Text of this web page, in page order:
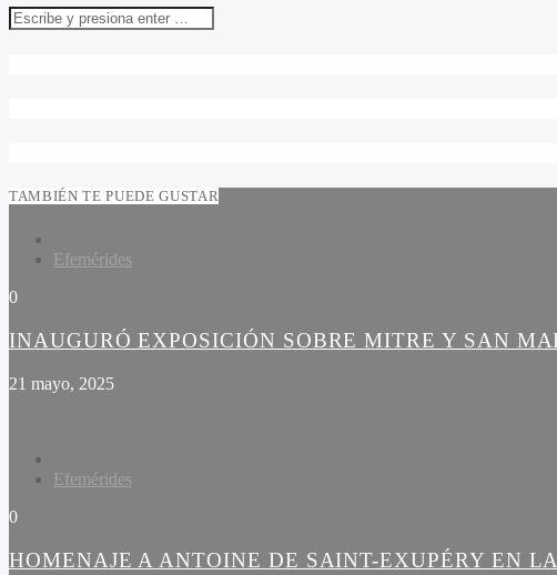
TAMBIÉN TE PUEDE GUSTAR
Efemérides
0
INAUGURÓ EXPOSICIÓN SOBRE MITRE Y SAN
21 mayo, 2025
Efemérides
0
HOMENAJE A ANTOINE DE SAINT-EXUPÉRY EN